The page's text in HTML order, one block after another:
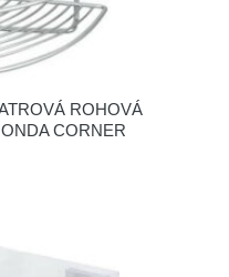
ROHOVÁ
CORNER